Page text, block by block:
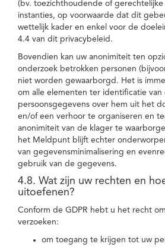
(bv. toezichthoudende of
instanties, op voorwaarde dat dit
wettelijk kader en enkel voor de
4.4 van dit privacybeleid.
Bovendien kan uw anonimiteit ten
onderzoek betrokken personen
niet worden gewaarborgd. Het is
om alle elementen ter identificatie van
persoonsgegevens over hem uit het
en/of een verhoor te organiseren en
anonimiteit van de klager te
het Meldpunt blijft echter
van gegevensminimalisering en
gebruik van de gegevens.
4.8. Wat zijn uw rechten en
uitoefenen?
Conform de GDPR hebt u het recht
verzoeken:
om toegang te krijgen tot uw